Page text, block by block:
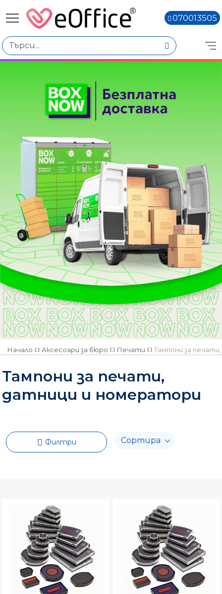
070013505
Избери по
Цена
€2.01 - €4.00
€6.03 - €8.02
€8.04 - €10.03
Кръгли
Овални
Правоъгълни
Количество
Наличен
Няма наличност
Начало Аксесоари за бюро Печати Тампони за
Тампони за печати,
датници и номератори
Филтри